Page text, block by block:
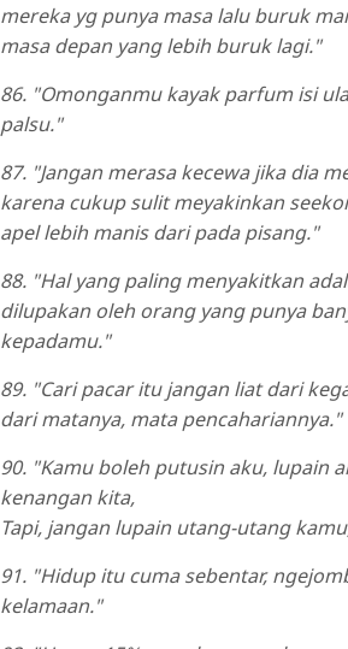
mereka yg punya masa lalu buruk
masa depan yang lebih buruk lagi."
86. "Omonganmu kayak parfum isi
palsu."
87. "Jangan merasa kecewa jika dia
karena cukup sulit meyakinkan
apel lebih manis dari pada pisang."
88. "Hal yang paling menyakitkan
dilupakan oleh orang yang punya
kepadamu."
89. "Cari pacar itu jangan liat dari
dari matanya, mata pencahariannya."
90. "Kamu boleh putusin aku, lupain
kenangan kita,
Tapi, jangan lupain utang-utang
91. "Hidup itu cuma sebentar,
kelamaan."